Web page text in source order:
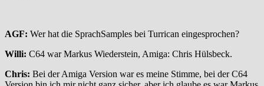
AGF: Wer hat die SprachSamples bei Turrican eingesprochen?
Willi: C64 war Markus Wiederstein, Amiga: Chris Hülsbeck.
Chris: Bei der Amiga Version war es meine Stimme, bei der C64